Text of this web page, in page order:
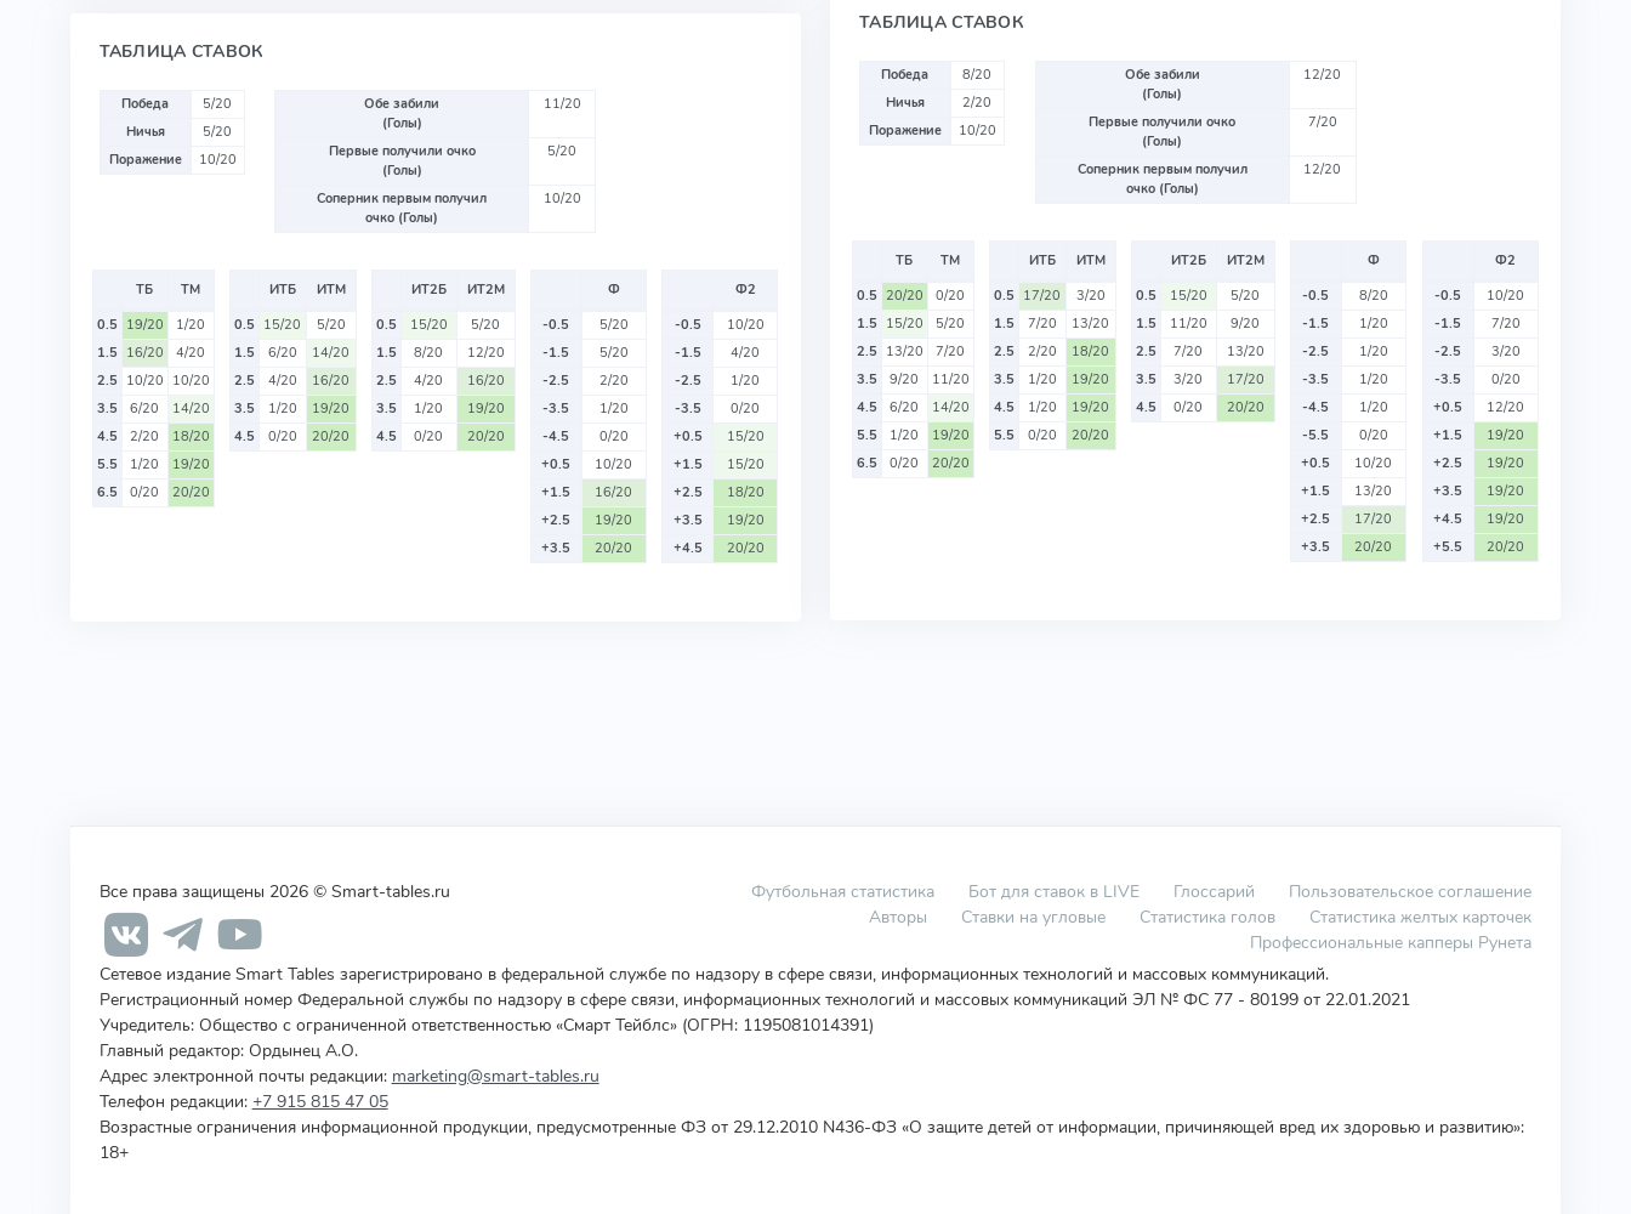
ТАБЛИЦА СТАВОК
Победа
5/20
Ничья
5/20
Поражение
10/20
Обе забили
(Голы)
11/20
Первые получили очко
(Голы)
5/20
Соперник первым получил
очко (Голы)
10/20
ТБ
ТМ
0.5 19/20
1/20
1.5 16/20
4/20
2.5 10/20 10/20
3.5
6/20
14/20
4.5
2/20
18/20
5.5
1/20
19/20
6.5
0/20 20/20
ИТБ
ИТМ
0.5 15/20
5/20
1.5
6/20
14/20
2.5
4/20
16/20
3.5
1/20
19/20
4.5
0/20 20/20
ИТ2Б
ИТ2М
0.5
15/20
5/20
1.5
8/20
12/20
2.5
4/20
16/20
3.5
1/20
19/20
4.5
0/20 20/20
Ф
-0.5
5/20
-1.5
5/20
-2.5
2/20
-3.5
1/20
-4.5
0/20
+0.5
10/20
+1.5
16/20
+2.5
19/20
+3.5
20/20
Ф2
-0.5
10/20
-1.5
4/20
-2.5
1/20
-3.5
0/20
+0.5
15/20
+1.5
15/20
+2.5
18/20
+3.5
19/20
+4.5
20/20
ТАБЛИЦА СТАВОК
Победа
8/20
Ничья
2/20
Поражение
10/20
Обе забили
(Голы)
12/20
Первые получили очко
(Голы)
7/20
Соперник первым получил
очко (Голы)
12/20
ТБ
ТМ
0.5 20/20
0/20
1.5 15/20
5/20
2.5 13/20
7/20
3.5
9/20
11/20
4.5
6/20
14/20
5.5
1/20
19/20
6.5
0/20 20/20
ИТБ
ИТМ
0.5 17/20
3/20
1.5
7/20
13/20
2.5
2/20
18/20
3.5
1/20
19/20
4.5
1/20
19/20
5.5
0/20 20/20
ИТ2Б
ИТ2М
0.5
15/20
5/20
1.5
11/20
9/20
2.5
7/20
13/20
3.5
3/20
17/20
4.5
0/20 20/20
Ф
-0.5
8/20
-1.5
1/20
-2.5
1/20
-3.5
1/20
-4.5
1/20
-5.5
0/20
+0.5
10/20
+1.5
13/20
+2.5
17/20
+3.5
20/20
Ф2
-0.5
10/20
-1.5
7/20
-2.5
3/20
-3.5
0/20
+0.5
12/20
+1.5
19/20
+2.5
19/20
+3.5
19/20
+4.5
19/20
+5.5
20/20
Все права защищены 2026 © Smart-tables.ru Футбольная статистика Бот для ставок в LIVE Глоссарий
Пользовательское соглашение
Авторы
Ставки на угловые Статистика голов
Статистика желтых карточек
Профессиональные капперы Рунета
Сетевое издание Smart Tables зарегистрировано в федеральной службе по надзору в сфере связи, информационных технологий и массовых коммуникаций.
Регистрационный номер Федеральной службы по надзору в сфере связи, информационных технологий и массовых коммуникаций ЭЛ № ФС 77 - 80199 от 22.01.2021
Учредитель: Общество с ограниченной ответственностью «Смарт Тейблс» (ОГРН: 1195081014391)
Главный редактор: Ордынец А.О.
Адрес электронной почты редакции: marketing@smart-tables.ru
Телефон редакции: +7 915 815 47 05
Возрастные ограничения информационной продукции, предусмотренные ФЗ от 29.12.2010 N436-ФЗ «О защите детей от информации, причиняющей вред их здоровью и развитию»:
18+